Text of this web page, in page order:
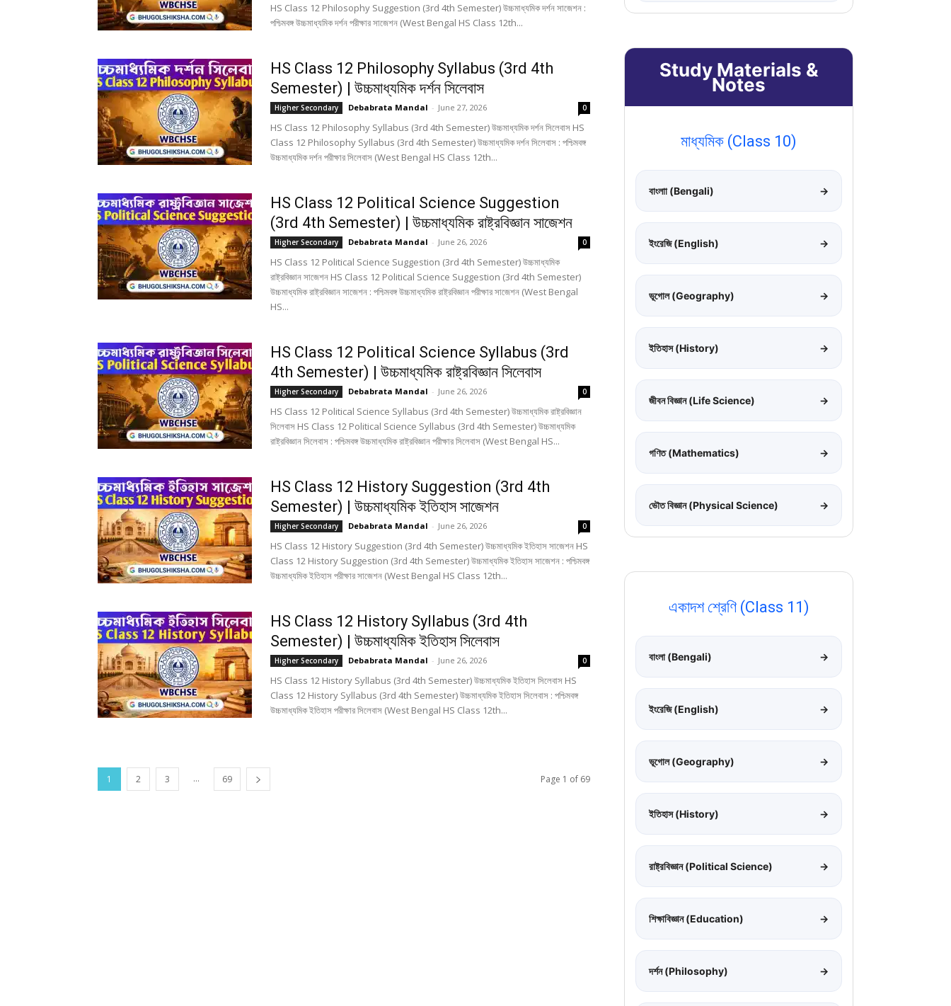
HS Class 12 Philosophy Suggestion (3rd 4th Semester) উচ্চমাধ্যমিক দর্শন সাজেশন :
পশ্চিমবঙ্গ উচ্চমাধ্যমিক দর্শন পরীক্ষার সাজেশন (West Bengal HS Class 12th...
HS Class 12 Philosophy Syllabus (3rd 4th
Semester) | উচ্চমাধ্যমিক দর্শন সিলেবাস
Higher Secondary Debabrata Mandal - June 27, 2026 0
HS Class 12 Philosophy Syllabus (3rd 4th Semester) উচ্চমাধ্যমিক দর্শন সিলেবাস HS
Class 12 Philosophy Syllabus (3rd 4th Semester) উচ্চমাধ্যমিক দর্শন সিলেবাস : পশ্চিমবঙ্গ
উচ্চমাধ্যমিক দর্শন পরীক্ষার সিলেবাস (West Bengal HS Class 12th...
HS Class 12 Political Science Suggestion
(3rd 4th Semester) | উচ্চমাধ্যমিক রাষ্ট্রবিজ্ঞান সাজেশন
Higher Secondary Debabrata Mandal - June 26, 2026 0
HS Class 12 Political Science Suggestion (3rd 4th Semester) উচ্চমাধ্যমিক
রাষ্ট্রবিজ্ঞান সাজেশন HS Class 12 Political Science Suggestion (3rd 4th Semester)
উচ্চমাধ্যমিক রাষ্ট্রবিজ্ঞান সাজেশন : পশ্চিমবঙ্গ উচ্চমাধ্যমিক রাষ্ট্রবিজ্ঞান পরীক্ষার সাজেশন (West Bengal
HS...
HS Class 12 Political Science Syllabus (3rd
4th Semester) | উচ্চমাধ্যমিক রাষ্ট্রবিজ্ঞান সিলেবাস
Higher Secondary Debabrata Mandal - June 26, 2026 0
HS Class 12 Political Science Syllabus (3rd 4th Semester) উচ্চমাধ্যমিক রাষ্ট্রবিজ্ঞান
সিলেবাস HS Class 12 Political Science Syllabus (3rd 4th Semester) উচ্চমাধ্যমিক
রাষ্ট্রবিজ্ঞান সিলেবাস : পশ্চিমবঙ্গ উচ্চমাধ্যমিক রাষ্ট্রবিজ্ঞান পরীক্ষার সিলেবাস (West Bengal HS...
HS Class 12 History Suggestion (3rd 4th
Semester) | উচ্চমাধ্যমিক ইতিহাস সাজেশন
Higher Secondary Debabrata Mandal - June 26, 2026 0
HS Class 12 History Suggestion (3rd 4th Semester) উচ্চমাধ্যমিক ইতিহাস সাজেশন HS
Class 12 History Suggestion (3rd 4th Semester) উচ্চমাধ্যমিক ইতিহাস সাজেশন : পশ্চিমবঙ্গ
উচ্চমাধ্যমিক ইতিহাস পরীক্ষার সাজেশন (West Bengal HS Class 12th...
HS Class 12 History Syllabus (3rd 4th
Semester) | উচ্চমাধ্যমিক ইতিহাস সিলেবাস
Higher Secondary Debabrata Mandal - June 26, 2026 0
HS Class 12 History Syllabus (3rd 4th Semester) উচ্চমাধ্যমিক ইতিহাস সিলেবাস HS
Class 12 History Syllabus (3rd 4th Semester) উচ্চমাধ্যমিক ইতিহাস সিলেবাস : পশ্চিমবঙ্গ
উচ্চমাধ্যমিক ইতিহাস পরীক্ষার সিলেবাস (West Bengal HS Class 12th...
1 2 3 ... 69 Page 1 of 69
Study Materials &
Notes
মাধ্যমিক (Class 10)
বাংলাা (Bengali) →
ইংরেজি (English) →
ভূগোল (Geography) →
ইতিহাস (History) →
জীবন বিজ্ঞান (Life Science) →
গণিত (Mathematics) →
ভৌত বিজ্ঞান (Physical Science) →
একাদশ শ্রেণি (Class 11)
বাংলা (Bengali) →
ইংরেজি (English) →
ভূগোল (Geography) →
ইতিহাস (History) →
রাষ্ট্রবিজ্ঞান (Political Science) →
শিক্ষাবিজ্ঞান (Education) →
দর্শন (Philosophy) →